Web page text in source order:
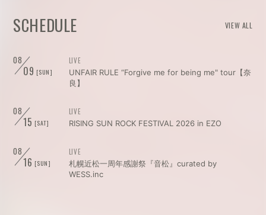
SCHEDULE VIEW ALL
08
09 [SUN]
LIVE
UNFAIR RULE “Forgive me for being me" tour【奈
良】
08
15 [SAT]
LIVE
RISING SUN ROCK FESTIVAL 2026 in EZO
08
16 [SUN]
LIVE
札幌近松一周年感謝祭『音松』curated by
WESS.inc